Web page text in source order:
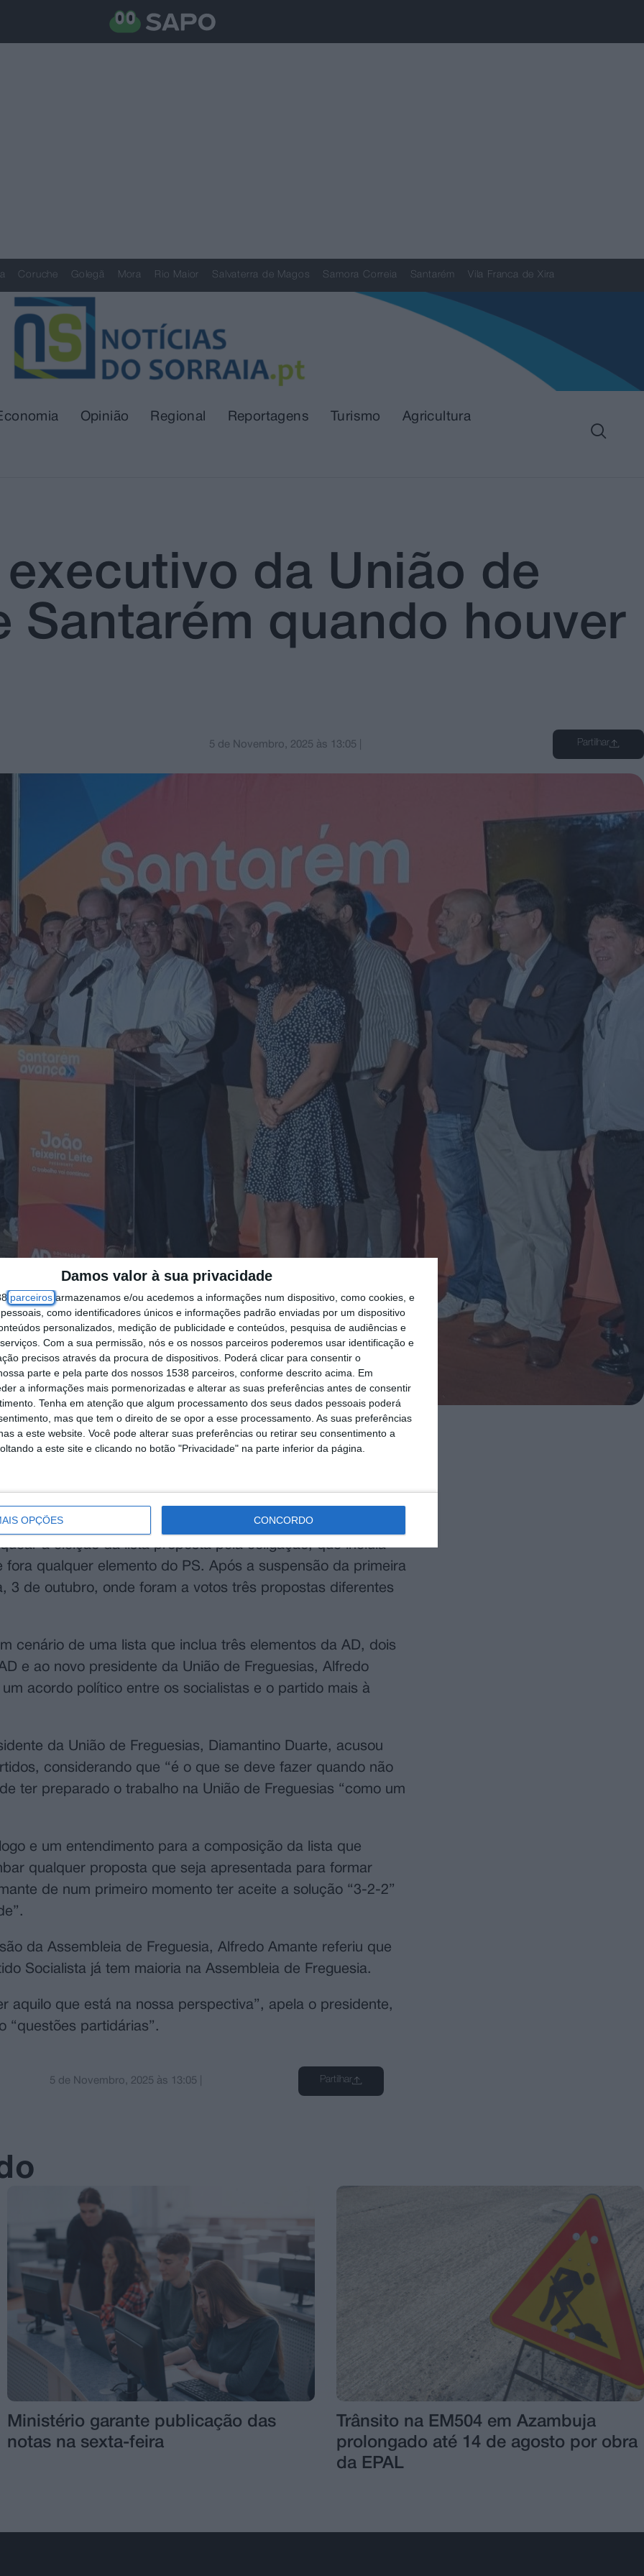
Damos valor à sua privacidade
parceiros armazenamos e/ou acedemos a informações num dispositivo, como cookies, e
como identificadores únicos e informações padrão enviadas por um dispositivo
personalizados, medição de publicidade e conteúdos, pesquisa de audiências e
Com a sua permissão, nós e os nossos parceiros poderemos usar identificação e
precisos através da procura de dispositivos. Poderá clicar para consentir o
parte e pela parte dos nossos 1538 parceiros, conforme descrito acima. Em
a informações mais pormenorizadas e alterar as suas preferências antes de consentir
Tenha em atenção que algum processamento dos seus dados pessoais poderá
mas que tem o direito de se opor a esse processamento. As suas preferências
a este website. Você pode alterar suas preferências ou retirar seu consentimento a
a este site e clicando no botão "Privacidade" na parte inferior da página.
OPÇÕES CONCORDO
Coruche Golegã Mora Rio Maior Salvaterra de Magos Samora Correia Santarém Vila Franca de Xira
Opinião Regional Reportagens Turismo Agricultura
executivo da União de
Santarém quando houver
5 de Novembro, 2025 às 13:05 Partilhar
desde a tomada de posse da Assembleia de Freguesia,
partido mais votado, a AD, e o PS, que embora tenha
para a Assembleia de Freguesia.
da maior freguesia do concelho não se chegou a um
a eleição da lista proposta pela coligação, que incluía
qualquer elemento do PS. Após a suspensão da primeira
3 de outubro, onde foram a votos três propostas diferentes
cenário de uma lista que inclua três elementos da AD, dois
e ao novo presidente da União de Freguesias, Alfredo
acordo político entre os socialistas e o partido mais à
da União de Freguesias, Diamantino Duarte, acusou
considerando que “é o que se deve fazer quando não
ter preparado o trabalho na União de Freguesias “como um
e um entendimento para a composição da lista que
qualquer proposta que seja apresentada para formar
de num primeiro momento ter aceite a solução “3-2-2”
da Assembleia de Freguesia, Alfredo Amante referiu que
Socialista já tem maioria na Assembleia de Freguesia.
aquilo que está na nossa perspectiva”, apela o presidente,
“questões partidárias”.
5 de Novembro, 2025 às 13:05 Partilhar
Ministério garante publicação das
notas na sexta-feira
Trânsito na EM504 em Azambuja
prolongado até 14 de agosto por obra
da EPAL